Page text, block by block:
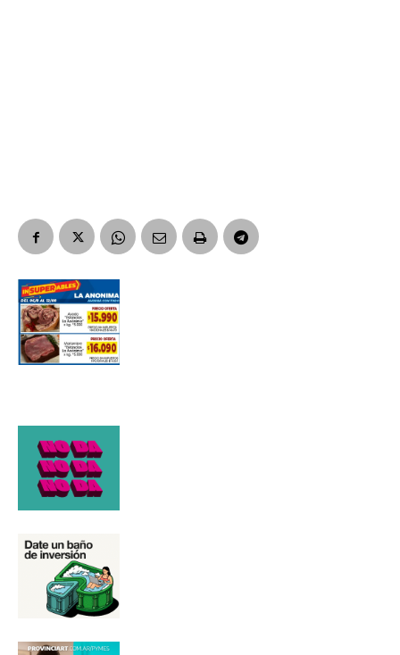
Nombre
Apellidos
Número de teléfono